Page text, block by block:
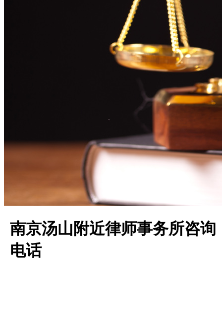
南京汤山附近律师事务所咨询
电话